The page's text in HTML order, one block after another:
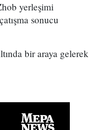
yerleşimi
sonucu
bir araya gelerek